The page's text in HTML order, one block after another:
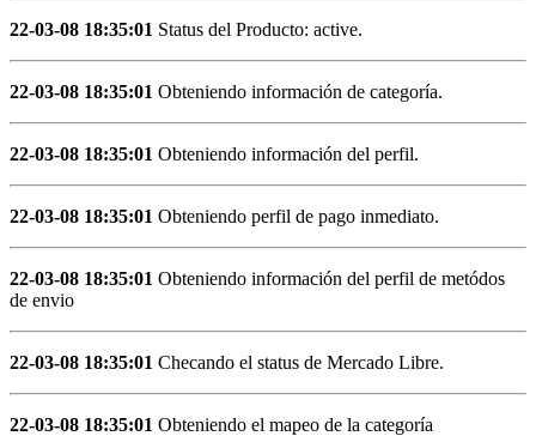
22-03-08 18:35:01 Status del Producto: active.
22-03-08 18:35:01 Obteniendo información de categoría.
22-03-08 18:35:01 Obteniendo información del perfil.
22-03-08 18:35:01 Obteniendo perfil de pago inmediato.
22-03-08 18:35:01 Obteniendo información del perfil de metódos
de envio
22-03-08 18:35:01 Checando el status de Mercado Libre.
22-03-08 18:35:01 Obteniendo el mapeo de la categoría